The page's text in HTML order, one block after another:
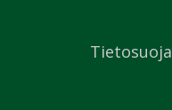
Tietosuoja